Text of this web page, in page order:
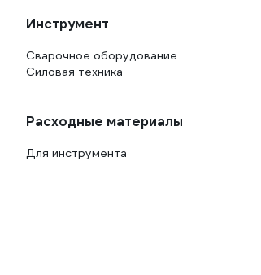
Инструмент
Сварочное оборудование
Силовая техника
Расходные материалы
Для инструмента